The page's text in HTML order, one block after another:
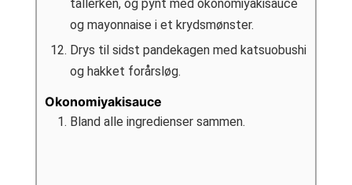
tallerken, og pynt med okonomiyakisauce
og mayonnaise i et krydsmønster.
Drys til sidst pandekagen med katsuobushi
og hakket forårsløg.
Okonomiyakisauce
Bland alle ingredienser sammen.